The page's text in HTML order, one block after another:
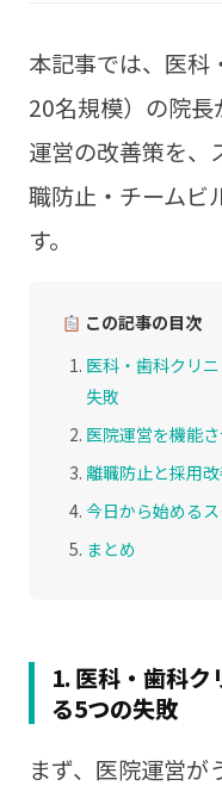
本記事では、医科
20名規模）の院
運営の改善策を、
職防止・チームビ
す。
この記事の目次
医科・歯科クリ
失敗
医院運営を機能
離職防止と採用
今日から始める
まとめ
1. 医科・歯科
る5つの失敗
まず、医院運営が